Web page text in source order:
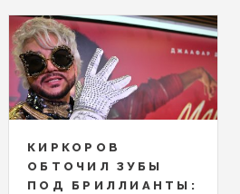
КИРКОРОВ
ОБТОЧИЛ ЗУБЫ
ПОД БРИЛЛИАНТЫ: